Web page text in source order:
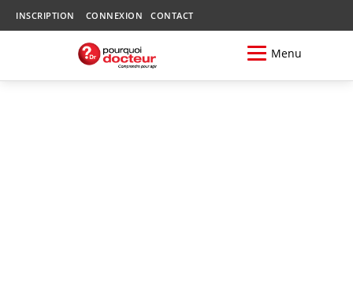
INSCRIPTION CONNEXION CONTACT
Menu